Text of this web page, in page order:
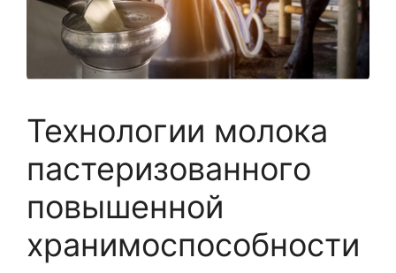
Технологии молока
пастеризованного
повышенной
хранимоспособности